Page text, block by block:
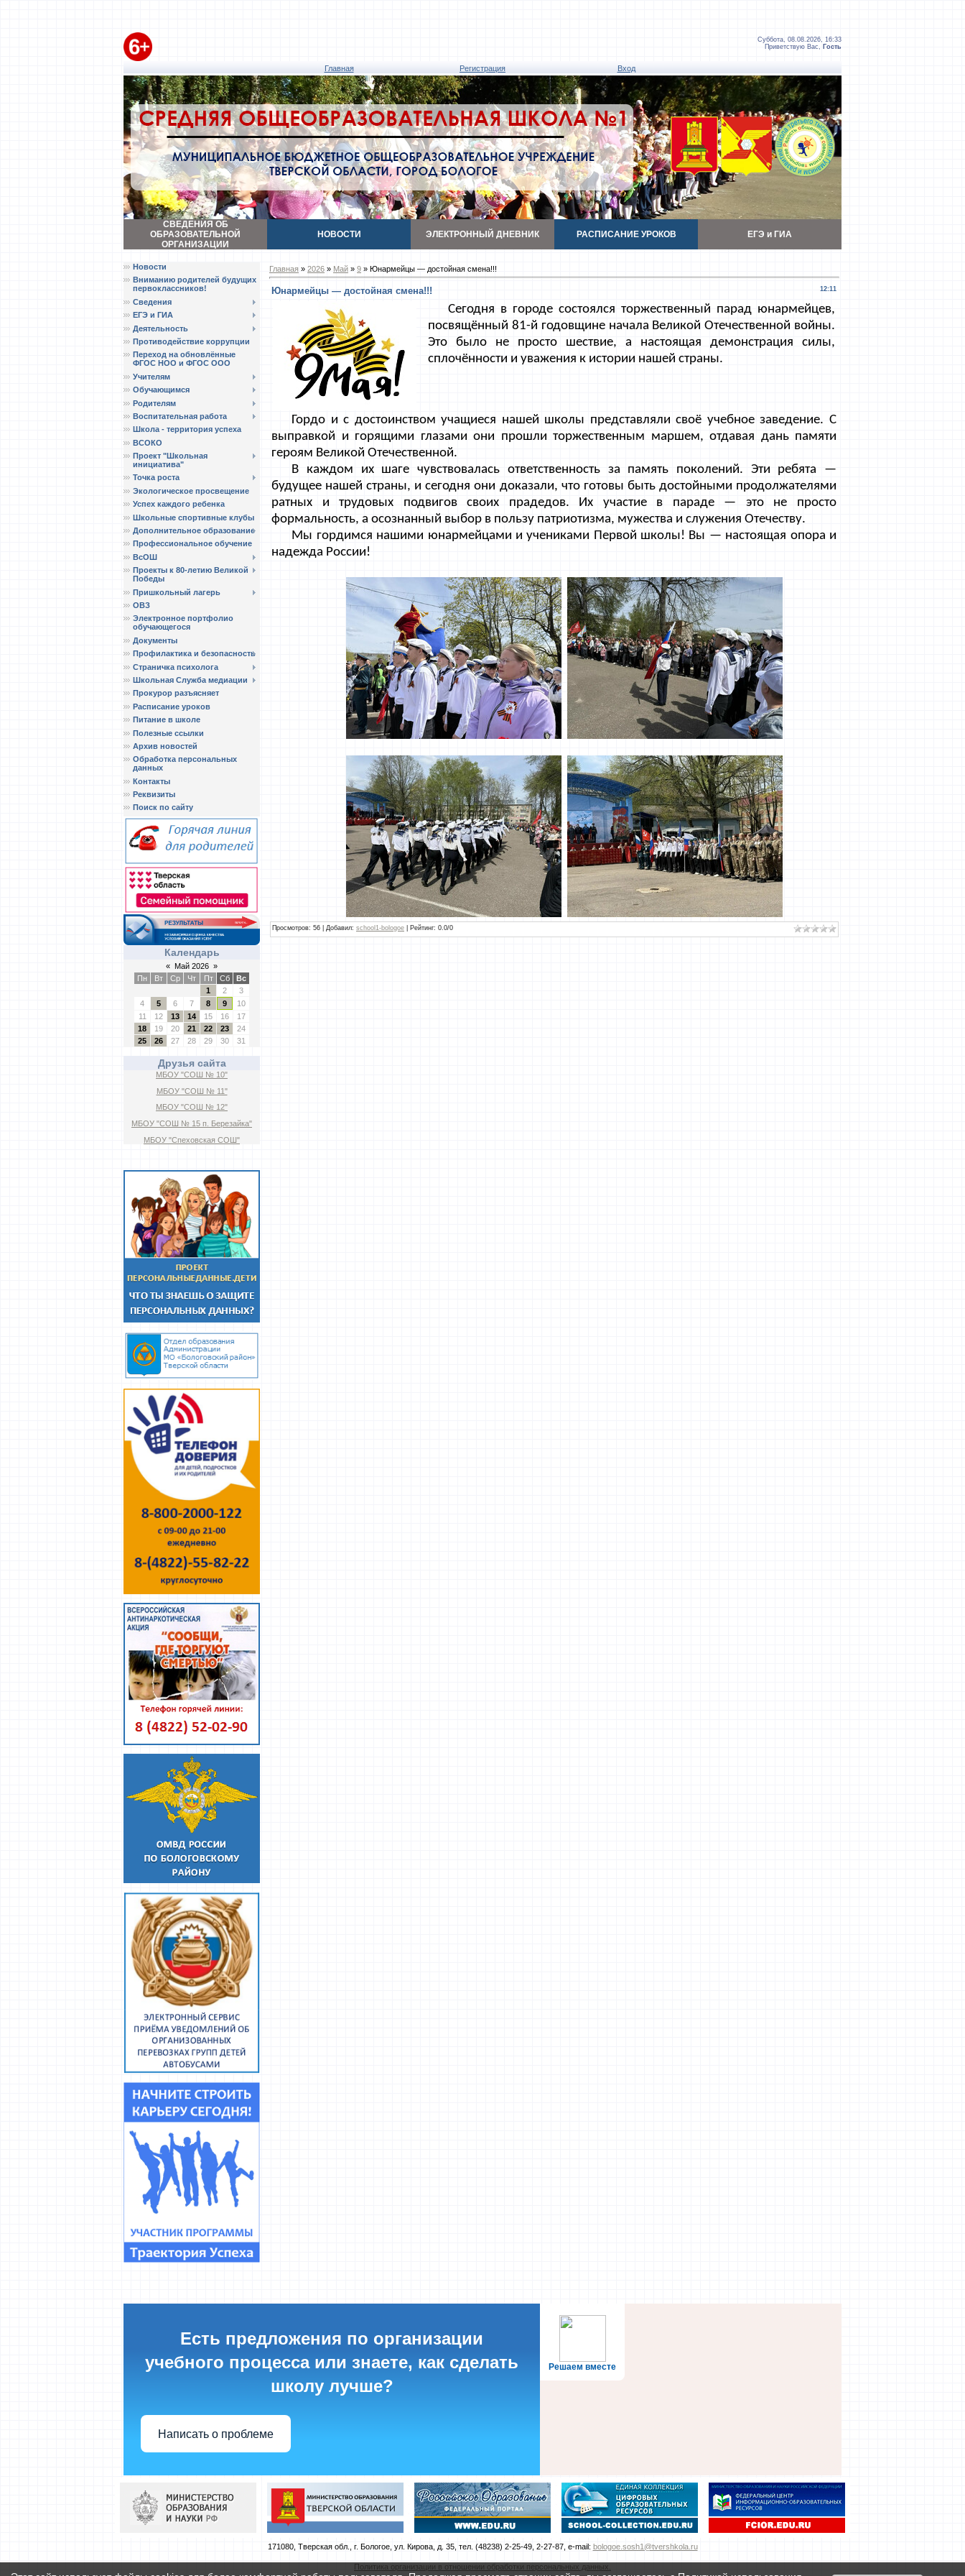
Суббота, 08.08.2026, 16:33
Приветствую Вас, Гость
Главная Регистрация Вход
СВЕДЕНИЯ ОБ
ОБРАЗОВАТЕЛЬНОЙ
ОРГАНИЗАЦИИ
НОВОСТИ ЭЛЕКТРОННЫЙ ДНЕВНИК РАСПИСАНИЕ УРОКОВ ЕГЭ и ГИА
Новости
Вниманию родителей будущих
первоклассников!
Сведения
ЕГЭ и ГИА
Деятельность
Противодействие коррупции
Переход на обновлённые
ФГОС НОО и ФГОС ООО
Учителям
Обучающимся
Родителям
Воспитательная работа
Школа - территория успеха
ВСОКО
Проект "Школьная
инициатива"
Точка роста
Экологическое просвещение
Успех каждого ребенка
Школьные спортивные клубы
Дополнительное образование
Профессиональное обучение
ВсОШ
Проекты к 80-летию Великой
Победы
Пришкольный лагерь
ОВЗ
Электронное портфолио
обучающегося
Документы
Профилактика и безопасность
Страничка психолога
Школьная Служба медиации
Прокурор разъясняет
Расписание уроков
Питание в школе
Полезные ссылки
Архив новостей
Обработка персональных
данных
Контакты
Реквизиты
Поиск по сайту
Календарь
« Май 2026 »
Пн
Вт Ср Чт Пт Сб
Вс
1
2
3
4
5 6 7 8 9
10
11
12 13 14 15 16
17
18
19 20 21 22 23
24
25
26 27 28 29 30 31
Друзья сайта
МБОУ "СОШ № 10"
МБОУ "СОШ № 11"
МБОУ "СОШ № 12"
МБОУ "СОШ № 15 п. Березайка"
МБОУ "Спеховская СОШ"
Главная » 2026 » Май » 9 » Юнармейцы — достойная смена!!!
12:11
Юнармейцы — достойная смена!!!
Сегодня в городе состоялся торжественный парад юнармейцев,
посвящённый 81-й годовщине начала Великой Отечественной войны.
Это было не просто шествие, а настоящая демонстрация силы,
сплочённости и уважения к истории нашей страны.
Гордо и с достоинством учащиеся нашей школы представляли своё учебное заведение. С
выправкой и горящими глазами они прошли торжественным маршем, отдавая дань памяти
героям Великой Отечественной.
В каждом их шаге чувствовалась ответственность за память поколений. Эти ребята —
будущее нашей страны, и сегодня они доказали, что готовы быть достойными продолжателями
ратных и трудовых подвигов своих прадедов. Их участие в параде — это не просто
формальность, а осознанный выбор в пользу патриотизма, мужества и служения Отечеству.
Мы гордимся нашими юнармейцами и учениками Первой школы! Вы — настоящая опора и
надежда России!
Просмотров: 56 | Добавил: school1-bologoe Рейтинг: 0.0/0
Решаем вместе
Есть предложения по организации
учебного процесса или знаете, как сделать
школу лучше?
Написать о проблеме
171080, Тверская обл., г. Бологое, ул. Кирова, д. 35, тел. (48238) 2-25-49, 2-27-87, e-mail: bologoe.sosh1@tvershkola.ru
Политика организации в отношении обработки персональных данных.